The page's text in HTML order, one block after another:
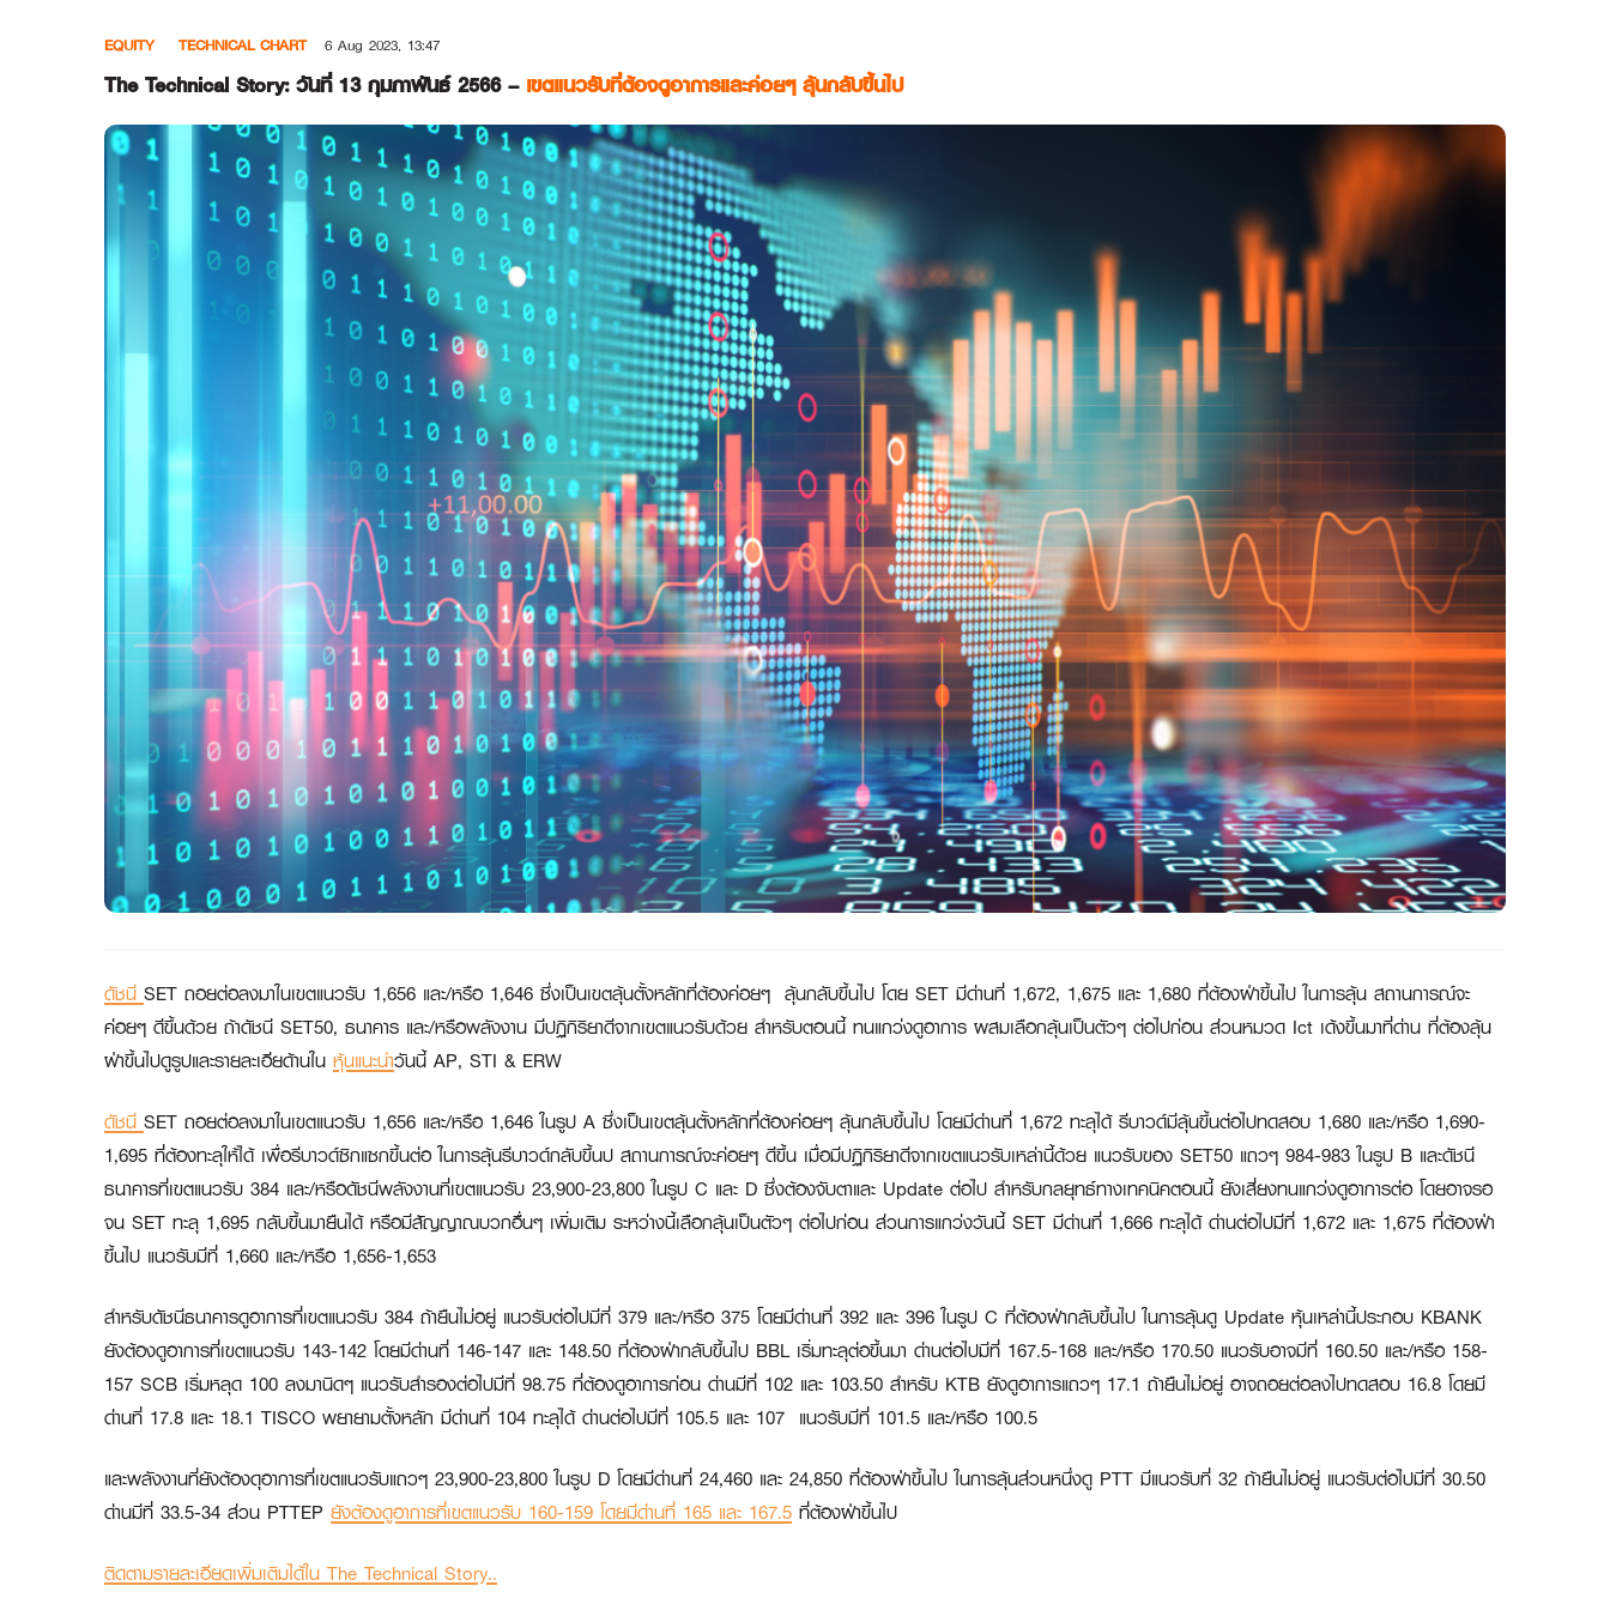
EQUITY TECHNICAL CHART 6 Aug 2023, 13:47
The Technical Story: วันที่ 13 กุมภาพันธ์ 2566 – เขตแนวรับที่ต้องดูอาการและค่อยๆ ลุ้นกลับขึ้นไป
ดัชนี SET ถอยต่อลงมาในเขตแนวรับ 1,656 และ/หรือ 1,646 ซึ่งเป็นเขตลุ้นตั้งหลักที่ต้องค่อยๆ ลุ้นกลับขึ้นไป โดย SET มีด่านที่ 1,672, 1,675 และ 1,680 ที่ต้องฝ่าขึ้นไป ในการลุ้น สถานการณ์จะ
ค่อยๆ ดีขึ้นด้วย ถ้าดัชนี SET50, ธนาคาร และ/หรือพลังงาน มีปฏิกิริยาดีจากเขตแนวรับด้วย สำหรับตอนนี้ ทนแกว่งดูอาการ ผสมเลือกลุ้นเป็นตัวๆ ต่อไปก่อน ส่วนหมวด Ict เด้งขึ้นมาที่ด่าน ที่ต้องลุ้น
ฝ่าขึ้นไปดูรูปและรายละเอียด้านใน หุ้นแนะนำวันนี้ AP, STI & ERW
ดัชนี SET ถอยต่อลงมาในเขตแนวรับ 1,656 และ/หรือ 1,646 ในรูป A ซึ่งเป็นเขตลุ้นตั้งหลักที่ต้องค่อยๆ ลุ้นกลับขึ้นไป โดยมีด่านที่ 1,672 ทะลุได้ รีบาวด์มีลุ้นขึ้นต่อไปทดสอบ 1,680 และ/หรือ 1,690-
1,695 ที่ต้องทะลุให้ได้ เพื่อรีบาวด์ซิกแซกขึ้นต่อ ในการลุ้นรีบาวด์กลับขึ้นป สถานการณ์จะค่อยๆ ดีขึ้น เมื่อมีปฏิกิริยาดีจากเขตแนวรับเหล่านี้ด้วย แนวรับของ SET50 แถวๆ 984-983 ในรูป B และดัชนี
ธนาคารที่เขตแนวรับ 384 และ/หรือดัชนีพลังงานที่เขตแนวรับ 23,900-23,800 ในรูป C และ D ซึ่งต้องจับตาและ Update ต่อไป สำหรับกลยุทธ์ทางเทคนิคตอนนี้ ยังเสี่ยงทนแกว่งดูอาการต่อ โดยอาจรอ
จน SET ทะลุ 1,695 กลับขึ้นมายืนได้ หรือมีสัญญาณบวกอื่นๆ เพิ่มเติม ระหว่างนี้เลือกลุ้นเป็นตัวๆ ต่อไปก่อน ส่วนการแกว่งวันนี้ SET มีด่านที่ 1,666 ทะลุได้ ด่านต่อไปมีที่ 1,672 และ 1,675 ที่ต้องฝ่า
ขึ้นไป แนวรับมีที่ 1,660 และ/หรือ 1,656-1,653
สำหรับดัชนีธนาคารดูอาการที่เขตแนวรับ 384 ถ้ายืนไม่อยู่ แนวรับต่อไปมีที่ 379 และ/หรือ 375 โดยมีด่านที่ 392 และ 396 ในรูป C ที่ต้องฝ่ากลับขึ้นไป ในการลุ้นดู Update หุ้นเหล่านี้ประกอบ KBANK
ยังต้องดูอาการที่เขตแนวรับ 143-142 โดยมีด่านที่ 146-147 และ 148.50 ที่ต้องฝ่ากลับขึ้นไป BBLเริ่มทะลุต่อขึ้นมา ด่านต่อไปมีที่ 167.5-168 และ/หรือ 170.50 แนวรับอาจมีที่ 160.50 และ/หรือ 158-
157 SCB เริ่มหลุด 100 ลงมานิดๆ แนวรับสำรองต่อไปมีที่ 98.75 ที่ต้องดูอาการก่อน ด่านมีที่ 102 และ 103.50 สำหรับ KTB ยังดูอาการแถวๆ 17.1 ถ้ายืนไม่อยู่ อาจถอยต่อลงไปทดสอบ 16.8 โดยมี
ด่านที่ 17.8 และ 18.1 TISCO พยายามตั้งหลัก มีด่านที่ 104 ทะลุได้ ด่านต่อไปมีที่ 105.5 และ 107 แนวรับมีที่ 101.5 และ/หรือ 100.5
และพลังงานที่ยังต้องดุอาการที่เขตแนวรับแถวๆ 23,900-23,800 ในรูป D โดยมีด่านที่ 24,460 และ 24,850 ที่ต้องฝ่าขึ้นไป ในการลุ้นส่วนหนึ่งดู PTT มีแนวรับที่ 32 ถ้ายืนไม่อยู่ แนวรับต่อไปมีที่ 30.50
ด่านมีที่ 33.5-34 ส่วน PTTEP ยังต้องดูอาการที่เขตแนวรับ 160-159 โดยมีด่านที่ 165 และ 167.5 ที่ต้องฝ่าขึ้นไป
ติดตามรายละเอียดเพิ่มเติมได้ใน The Technical Story..